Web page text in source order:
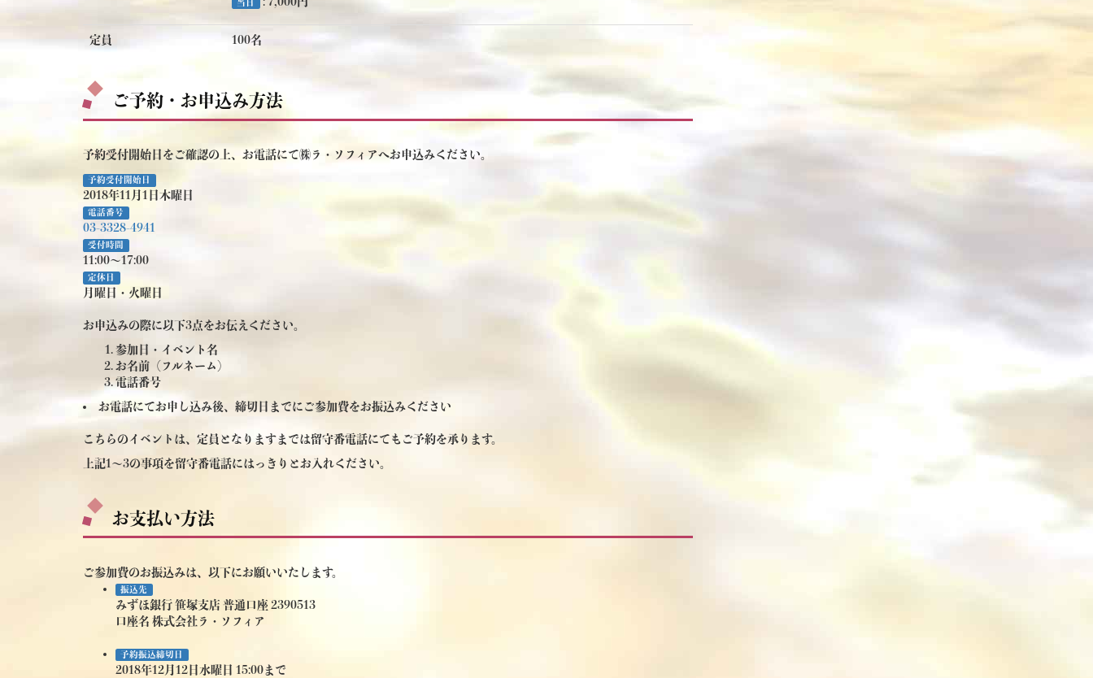
当日
定員 100名
ご予約・お申込み方法
予約受付開始日をご確認の上、お電話にて㈱ラ・ソフィアへお申込みください。
予約受付開始日
2018年11月1日木曜日
電話番号
03-3328-4941
受付時間
11:00～17:00
定休日
月曜日・火曜日
お申込みの際に以下3点をお伝えください。
参加日・イベント名
お名前（フルネーム）
電話番号
お電話にてお申し込み後、締切日までにご参加費をお振込みください
こちらのイベントは、定員となりますまでは留守番電話にてもご予約を承ります。
上記1～3の事項を留守番電話にはっきりとお入れください。
お支払い方法
ご参加費のお振込みは、以下にお願いいたします。
振込先
みずほ銀行 笹塚支店 普通口座 2390513
口座名 株式会社ラ・ソフィア
予約振込締切日
2018年12月12日水曜日 15:00まで